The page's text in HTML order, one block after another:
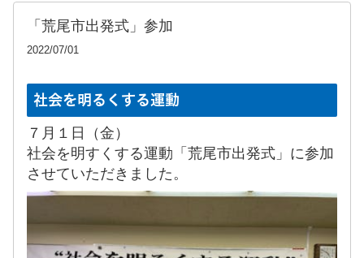
「荒尾市出発式」参加
2022/07/01
社会を明るくする運動
７月１日（金）
社会を明すくする運動「荒尾市出発式」に参加
させていただきました。